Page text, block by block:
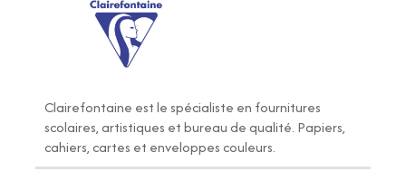
Clairefontaine est le spécialiste en fournitures
scolaires, artistiques et bureau de qualité. Papiers,
cahiers, cartes et enveloppes couleurs.